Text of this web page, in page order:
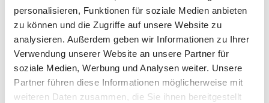
personalisieren, Funktionen für soziale Medien anbieten
zu können und die Zugriffe auf unsere Website zu
analysieren. Außerdem geben wir Informationen zu Ihrer
Verwendung unserer Website an unsere Partner für
soziale Medien, Werbung und Analysen weiter. Unsere
Partner führen diese Informationen möglicherweise mit
weiteren Daten zusammen, die Sie ihnen bereitgestellt
Christbaum sorgen: Ana Skye, Caroline St.
Charles, Deria West, Julia Mayer, Kylie
Bellerose, Mila Meadows, Ruby Meyer,
Vanessa Sangue und Ylvie Davis. Erlebe in
Sparkling Christmas Nights acht ganz
besondere, prickelnde und einnehmende
Storys, perfekt für verschneite Winternächte.